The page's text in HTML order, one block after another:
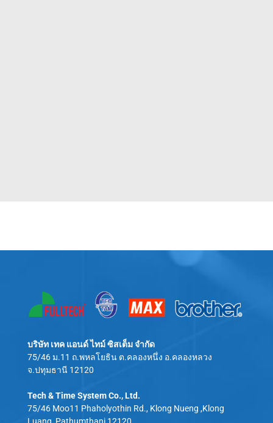
Coraz więcej platform udostępniakasyna z visa, odpowiadając na
kasino Plinko
Giochi Slot Big Bass
bing
บริษัท เทค แอนด์ ไทม์ ซิสเต็ม จำกัด
75/46 ม.11 ถ.พหลโยธิน ต.คลองหนึ่ง อ.คลองหลวง
จ.ปทุมธานี 12120
Tech & Time System Co., Ltd.
75/46 Moo11 Phaholyothin Rd., Klong Nueng ,Klong